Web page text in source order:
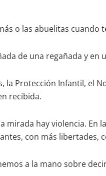
o las abuelitas
de una regañada y
la Protección Infantil, el
recibida.
mirada hay violencia. En
con más libertades,
a la mano sobre